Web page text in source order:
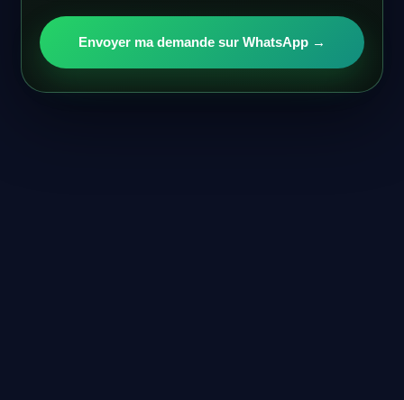
Envoyer ma demande sur WhatsApp →